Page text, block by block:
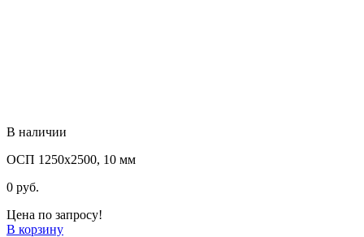
В наличии
ОСП 1250х2500, 10 мм
0 руб.
Цена по запросу!
В корзину